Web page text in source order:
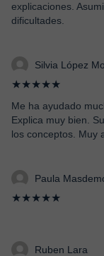
explicaciones.
dificultades.
Silvia López
★★★★★
Me ha ayudado
Explica muy bien.
los conceptos. Muy
Paula
★★★★★
Ruben Lara